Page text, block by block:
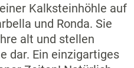
Kalksteinhöhle auf
und Ronda. Sie
alt und stellen
dar. Ein einzigartiges